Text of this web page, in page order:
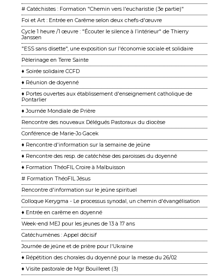
# Catéchistes : Formation "Chemin vers l'eucharistie (3e partie)"
Foi et Art : Entrée en Carême selon deux chefs-d'œuvre
Cycle 1 heure /1 œuvre : "Écouter le silence à l’intérieur" de Thierry
Janssen
"ESS sans disette", une exposition sur l'économie sociale et solidaire
Pèlerinage en Terre Sainte
♦ Soirée solidaire CCFD
♦ Réunion de doyenné
♦ Portes ouvertes aux établissement d'enseignement catholique de
Pontarlier
♦ Journée Mondiale de Prière
Rencontre des nouveaux Délégués Pastoraux du diocèse
Conférence de Marie-Jo Gacek
♦ Rencontre d'information sur la semaine de jeûne
♦ Rencontre des resp. de catéchèse des paroisses du doyenné
♦ Formation ThéoFIL Croire à Malbuisson
# Formation ThéoFIL Jésus
Rencontre d'information sur le jeûne spirituel
Colloque Kerygma - Le processus synodal, un chemin d'évangélisation
♦ Entrée en carême en doyenné
Week-end MEJ pour les jeunes de 13 à 17 ans
Catéchumènes : Appel décisif
Journée de jeûne et de prière pour l'Ukraine
♦ Répétition des chorales du doyenné pour la messe du 26/02
♦ Visite pastorale de Mgr Bouilleret (3)